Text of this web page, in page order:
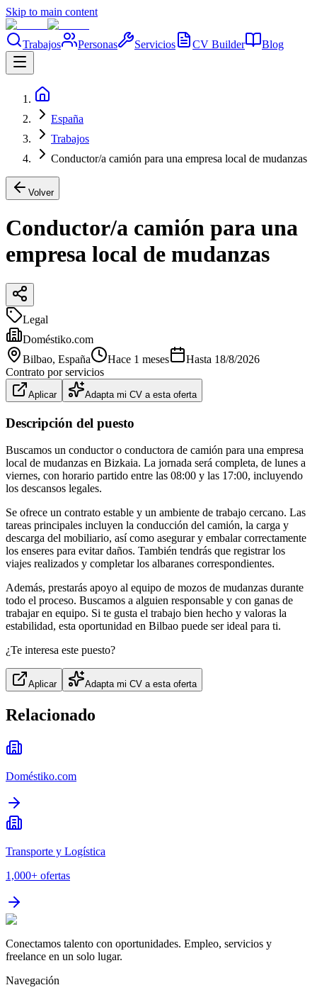
Skip to main content
Trabajos Personas Servicios CV Builder Blog
España
Trabajos
Conductor/a camión para una empresa local de mudanzas
Volver
Conductor/a camión para una
empresa local de mudanzas
Legal
Doméstiko.com
Bilbao, España Hace 1 meses Hasta 18/8/2026
Contrato por servicios
Aplicar Adapta mi CV a esta oferta
Descripción del puesto
Buscamos un conductor o conductora de camión para una empresa
local de mudanzas en Bizkaia. La jornada será completa, de lunes a
viernes, con horario partido entre las 08:00 y las 17:00, incluyendo
los descansos legales.
Se ofrece un contrato estable y un ambiente de trabajo cercano. Las
tareas principales incluyen la conducción del camión, la carga y
descarga del mobiliario, así como asegurar y embalar correctamente
los enseres para evitar daños. También tendrás que registrar los
viajes realizados y completar los albaranes correspondientes.
Además, prestarás apoyo al equipo de mozos de mudanzas durante
todo el proceso. Buscamos a alguien responsable y con ganas de
trabajar en equipo. Si te gusta el trabajo bien hecho y valoras la
estabilidad, esta oportunidad en Bilbao puede ser ideal para ti.
¿Te interesa este puesto?
Aplicar Adapta mi CV a esta oferta
Relacionado
Doméstiko.com
Transporte y Logística
1,000+ ofertas
Conectamos talento con oportunidades. Empleo, servicios y
freelance en un solo lugar.
Navegación